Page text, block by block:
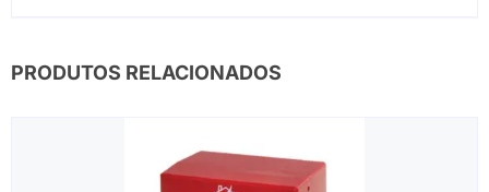
PRODUTOS RELACIONADOS